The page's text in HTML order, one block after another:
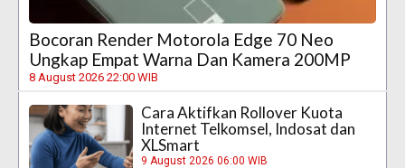
Bocoran Render Motorola Edge 70 Neo
Ungkap Empat Warna Dan Kamera 200MP
8 August 2026 22:00 WIB
Cara Aktifkan Rollover Kuota
Internet Telkomsel, Indosat dan
XLSmart
9 August 2026 06:00 WIB